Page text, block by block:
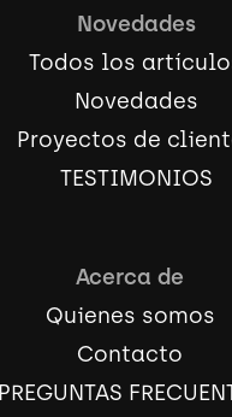
Novedades
Todos los
Novedades
Proyectos de
TESTIMONIOS
Acerca de
Quienes somos
Contacto
PREGUNTAS